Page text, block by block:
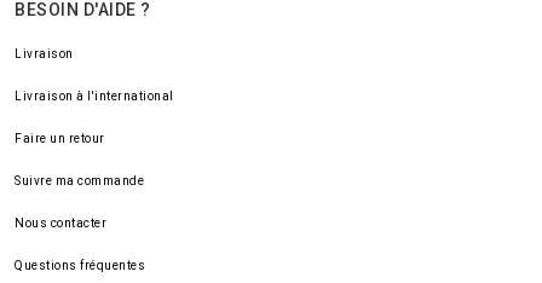
BESOIN D'AIDE ?
Livraison
Livraison à l'international
Faire un retour
Suivre ma commande
Nous contacter
Questions fréquentes